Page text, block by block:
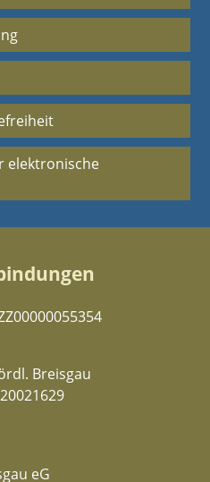
elektronische
Breisgau
eG